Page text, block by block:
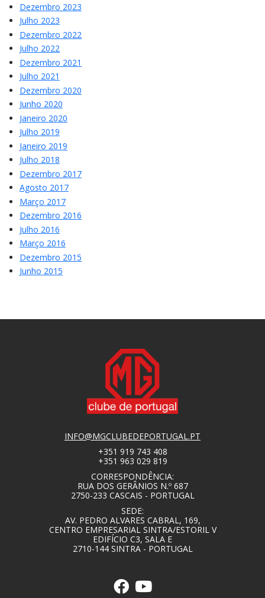
Dezembro 2023
Julho 2023
Dezembro 2022
Julho 2022
Dezembro 2021
Julho 2021
Dezembro 2020
Junho 2020
Janeiro 2020
Julho 2019
Janeiro 2019
Julho 2018
Dezembro 2017
Agosto 2017
Março 2017
Dezembro 2016
Julho 2016
Março 2016
Dezembro 2015
Junho 2015
INFO@MGCLUBEDEPORTUGAL.PT
+351 919 743 408
+351 963 029 819
CORRESPONDÊNCIA:
RUA DOS GERÂNIOS N.º 687
2750-233 CASCAIS - PORTUGAL
SEDE:
AV. PEDRO ALVARES CABRAL, 169,
CENTRO EMPRESARIAL SINTRA/ESTORIL V
EDIFÍCIO C3, SALA E
2710-144 SINTRA - PORTUGAL